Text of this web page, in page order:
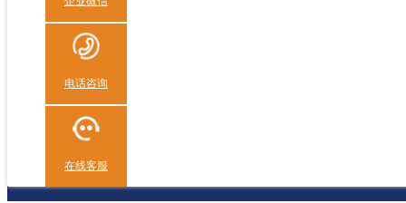
电话咨询
在线客服